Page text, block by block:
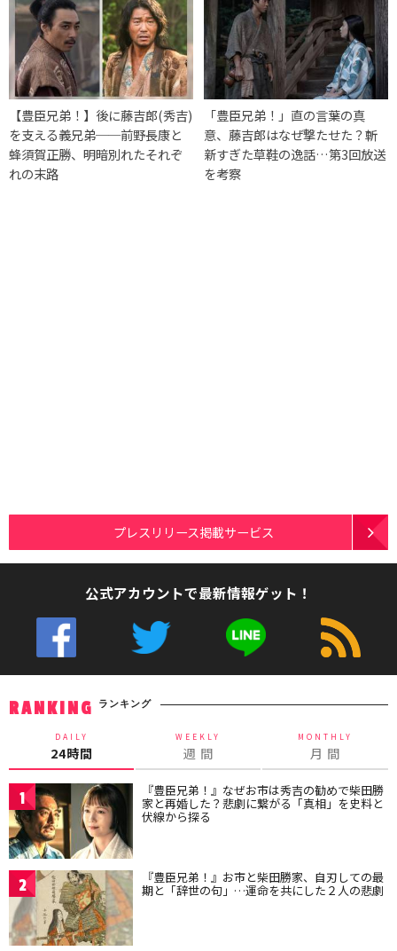
【豊臣兄弟！】後に藤吉郎(秀吉)
を支える義兄弟──前野長康と
蜂須賀正勝、明暗別れたそれぞ
れの末路
「豊臣兄弟！」直の言葉の真
意、藤吉郎はなぜ撃たせた？斬
新すぎた草鞋の逸話…第3回放送
を考察
プレスリリース掲載サービス
公式アカウントで最新情報ゲット！
RANKING ランキング
DAILY
24時間
WEEKLY
週 間
MONTHLY
月 間
1 『豊臣兄弟！』なぜお市は秀吉の勧めで柴田勝
家と再婚した？悲劇に繋がる「真相」を史料と
伏線から探る
2 『豊臣兄弟！』お市と柴田勝家、自刃しての最
期と「辞世の句」…運命を共にした２人の悲劇